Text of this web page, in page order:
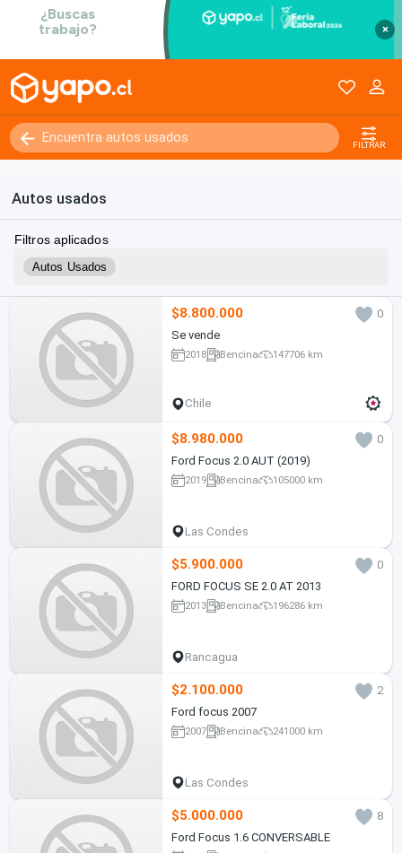
×
FILTRAR
Autos usados
Filtros aplicados
Autos Usados
$8.800.000
0
Se vende
2018 Bencina 147706 km
Chile
$8.980.000
0
Ford Focus 2.0 AUT (2019)
2019 Bencina 105000 km
Las Condes
$5.900.000
0
FORD FOCUS SE 2.0 AT 2013
2013 Bencina 196286 km
Rancagua
$2.100.000
2
Ford focus 2007
2007 Bencina 241000 km
Las Condes
$5.000.000
8
Ford Focus 1.6 CONVERSABLE